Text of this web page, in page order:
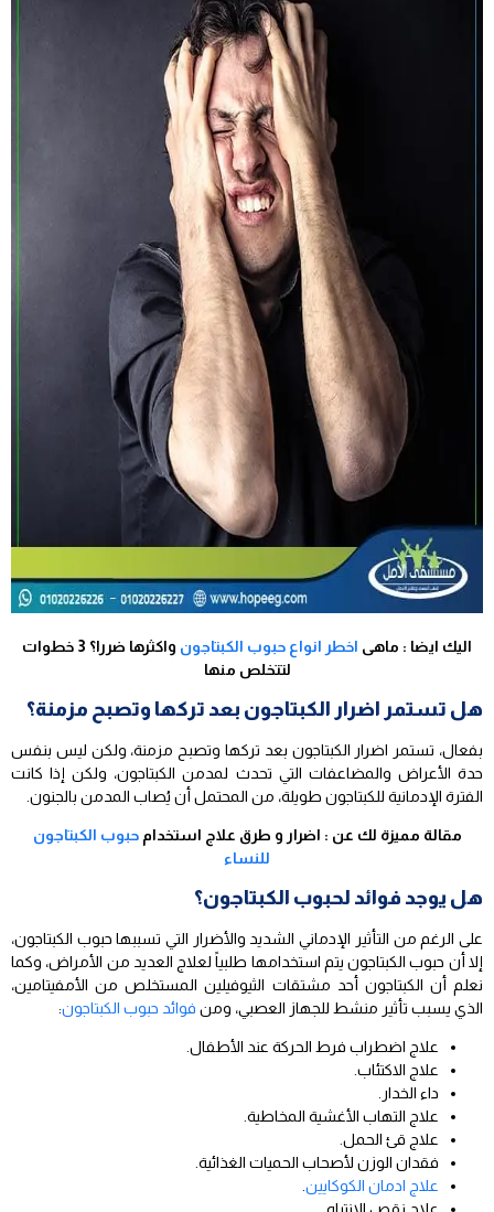
اليك ايضا : ماهى اخطر انواع حبوب الكبتاجون
واكثرها ضررا؟ 3 خطوات
لتتخلص منها
هل تستمر اضرار الكبتاجون بعد تركها وتصبح مزمنة؟
بفعال، تستمر اضرار الكبتاجون بعد تركها وتصبح مزمنة، ولكن ليس بنفس
حدة الأعراض والمضاعفات التي تحدث لمدمن الكبتاجون، ولكن إذا كانت
الفترة الإدمانية للكبتاجون طويلة، من المحتمل أن يُصاب المدمن بالجنون.
مقالة مميزة لك عن : اضرار و طرق علاج استخدامحبوب الكبتاجون
للنساء
هل يوجد فوائد لحبوب الكبتاجون؟
على الرغم من التأثير الإدماني الشديد والأضرار التي تسببها حبوب الكبتاجون،
إلا أن حبوب الكبتاجون يتم استخدامها طلبياً لعلاج العديد من الأمراض، وكما
نعلم أن الكبتاجون أحد مشتقات الثيوفيلين المستخلص من الأمفيتامين،
الذي يسبب تأثير منشط للجهاز العصبي، ومن فوائد حبوب الكبتاجون:
علاج اضطراب فرط الحركة عند الأطفال.
علاج الاكتئاب.
داء الخدار.
علاج التهاب الأغشية المخاطية.
علاج قئ الحمل.
فقدان الوزن لأصحاب الحميات الغذائية.
علاج ادمان الكوكايين